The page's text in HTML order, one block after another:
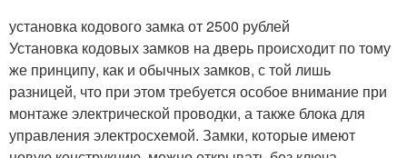
установка кодового замка от 2500 рублей
Установка кодовых замков на дверь происходит по тому
же принципу, как и обычных замков, с той лишь
разницей, что при этом требуется особое внимание при
монтаже электрической проводки, а также блока для
управления электросхемой. Замки, которые имеют